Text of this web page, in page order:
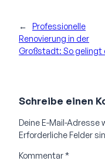
←
Professionelle
Renovierung in der
Großstadt: So gelingt
Schreibe einen
Deine E-Mail-
Erforderliche Felder
Kommentar*